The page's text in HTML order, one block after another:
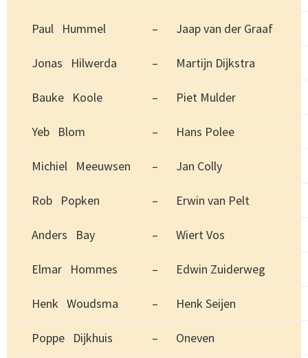
Paul Hummel – Jaap van der Graaf
Jonas Hilwerda – Martijn Dijkstra
Bauke Koole – Piet Mulder
Yeb Blom – Hans Polee
Michiel Meeuwsen – Jan Colly
Rob Popken – Erwin van Pelt
Anders Bay – Wiert Vos
Elmar Hommes – Edwin Zuiderweg
Henk Woudsma – Henk Seijen
Poppe Dijkhuis – Oneven